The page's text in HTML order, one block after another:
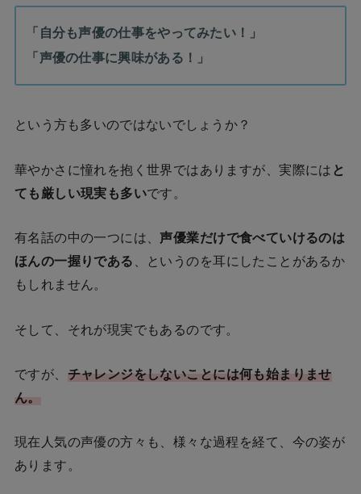
「自分も声優の仕事をやってみたい！」
「声優の仕事に興味がある！」
という方も多いのではないでしょうか？
華やかさに憧れを抱く世界ではありますが、実際には と
ても厳しい現実も多いです。
有名話の中の一つには、声優業だけで食べていけるのは
ほんの一握りである 、というのを耳にしたことがあるか
もしれません。
そして、それが現実でもあるのです。
ですが、 チャレンジをしないことには何も始まりませ
ん。
現在人気の声優の方々も、様々な過程を経て、今の姿が
あります。